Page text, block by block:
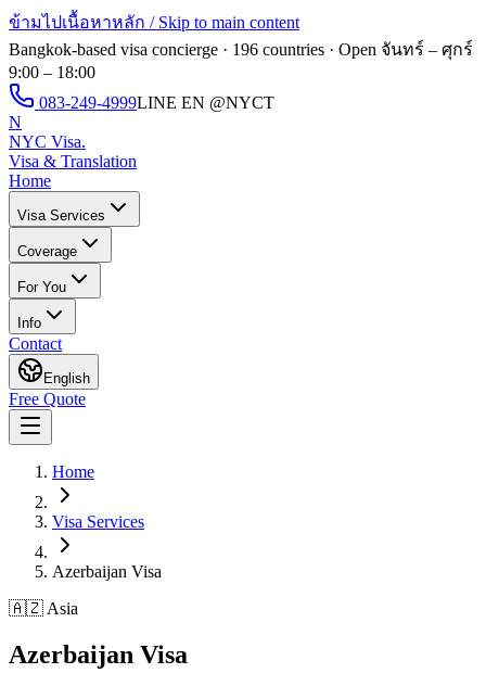
ข้ามไปเนื้อหาหลัก / Skip to main content
Bangkok-based visa concierge · 196 countries · Open จันทร์ – ศุกร์
9:00 – 18:00
083-249-4999LINE EN @NYCT
N
NYC Visa.
Visa & Translation
Home
Visa Services
Coverage
For You
Info
Contact
English
Free Quote
Home
Visa Services
Azerbaijan Visa
🇦🇿 Asia
Azerbaijan Visa